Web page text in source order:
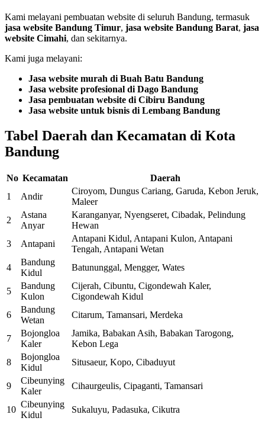
Kami melayani pembuatan website di seluruh Bandung, termasuk
jasa website Bandung Timur, jasa website Bandung Barat, jasa
website Cimahi, dan sekitarnya.
Kami juga melayani:
Jasa website murah di Buah Batu Bandung
Jasa website profesional di Dago Bandung
Jasa pembuatan website di Cibiru Bandung
Jasa website untuk bisnis di Lembang Bandung
Tabel Daerah dan Kecamatan di Kota
Bandung
No Kecamatan
Daerah
1
Andir
Ciroyom, Dungus Cariang, Garuda, Kebon Jeruk,
Maleer
2
Astana
Anyar
Karanganyar, Nyengseret, Cibadak, Pelindung
Hewan
3
Antapani
Antapani Kidul, Antapani Kulon, Antapani
Tengah, Antapani Wetan
4
Bandung
Kidul
Batununggal, Mengger, Wates
5
Bandung
Kulon
Cijerah, Cibuntu, Cigondewah Kaler,
Cigondewah Kidul
6
Bandung
Wetan
Citarum, Tamansari, Merdeka
7
Bojongloa
Kaler
Jamika, Babakan Asih, Babakan Tarogong,
Kebon Lega
8
Bojongloa
Kidul
Situsaeur, Kopo, Cibaduyut
9
Cibeunying
Kaler
Cihaurgeulis, Cipaganti, Tamansari
10
Cibeunying
Kidul
Sukaluyu, Padasuka, Cikutra